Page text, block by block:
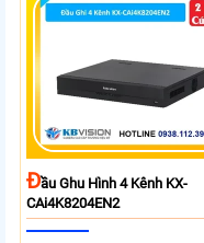
ĐẦu Ghu Hình 4 Kênh KX-
CAi4K8204EN2